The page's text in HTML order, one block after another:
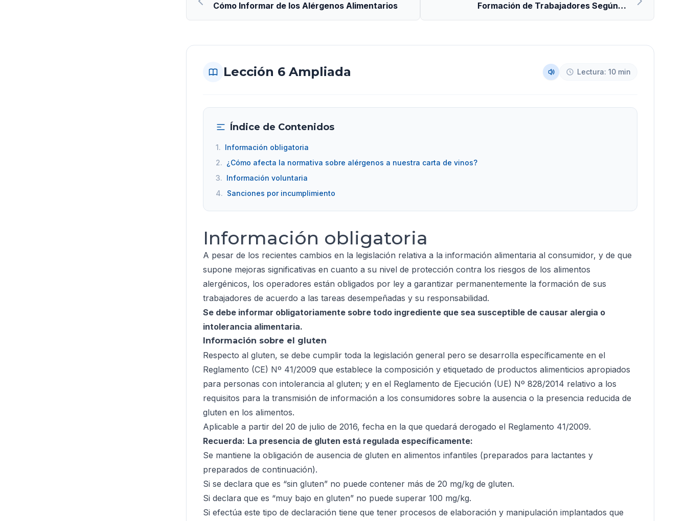
Cómo Informar de los Alérgenos Alimentarios
Formación de Trabajadores Según el
Reglamento 1169/2011
Lección 6 Ampliada Lectura: 10 min
Índice de Contenidos
1. Información obligatoria
2. ¿Cómo afecta la normativa sobre alérgenos a nuestra carta de vinos?
3. Información voluntaria
4. Sanciones por incumplimiento
Información obligatoria
A pesar de los recientes cambios en la legislación relativa a la información alimentaria al consumidor, y de que
supone mejoras significativas en cuanto a su nivel de protección contra los riesgos de los alimentos
alergénicos, los operadores están obligados por ley a garantizar permanentemente la formación de sus
trabajadores de acuerdo a las tareas desempeñadas y su responsabilidad.
Se debe informar obligatoriamente sobre todo ingrediente que sea susceptible de causar alergia o
intolerancia alimentaria.
Información sobre el gluten
Respecto al gluten, se debe cumplir toda la legislación general pero se desarrolla específicamente en el
Reglamento (CE) Nº 41/2009 que establece la composición y etiquetado de productos alimenticios apropiados
para personas con intolerancia al gluten; y en el Reglamento de Ejecución (UE) Nº 828/2014 relativo a los
requisitos para la transmisión de información a los consumidores sobre la ausencia o la presencia reducida de
gluten en los alimentos.
Aplicable a partir del 20 de julio de 2016, fecha en la que quedará derogado el Reglamento 41/2009.
Recuerda: La presencia de gluten está regulada específicamente:
Se mantiene la obligación de ausencia de gluten en alimentos infantiles (preparados para lactantes y
preparados de continuación).
Si se declara que es “sin gluten” no puede contener más de 20 mg/kg de gluten.
Si declara que es “muy bajo en gluten” no puede superar 100 mg/kg.
Si efectúa este tipo de declaración tiene que tener procesos de elaboración y manipulación implantados que